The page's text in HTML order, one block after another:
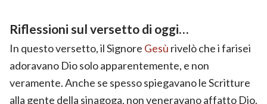
Riflessioni sul versetto di oggi…
In questo versetto, il Signore Gesù rivelò che i farisei
adoravano Dio solo apparentemente, e non
veramente. Anche se spesso spiegavano le Scritture
alla gente della sinagoga, non veneravano affatto Dio.